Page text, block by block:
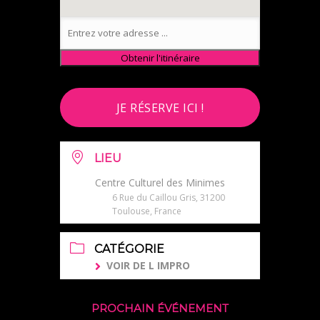
JE RÉSERVE ICI !
LIEU
Centre Culturel des Minimes
6 Rue du Caillou Gris, 31200
Toulouse, France
CATÉGORIE
VOIR DE L IMPRO
PROCHAIN ÉVÉNEMENT